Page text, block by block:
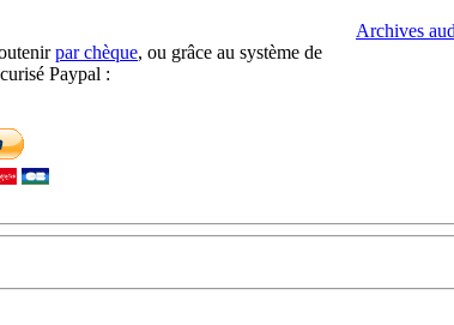
par chèque, ou grâce au système de
Paypal :
Archives